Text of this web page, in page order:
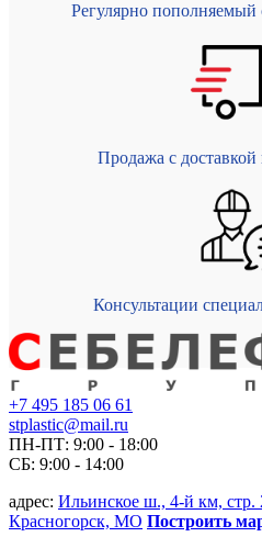
Регулярно пополняемый
Продажа с
Консультации
+7 495 185 06 61
stplastic@mail.ru
ПН-ПТ: 9:00 - 18:00
СБ: 9:00 - 14:00
адрес: Ильинское ш., 4-й км, стр.
Красногорск, МО Построить